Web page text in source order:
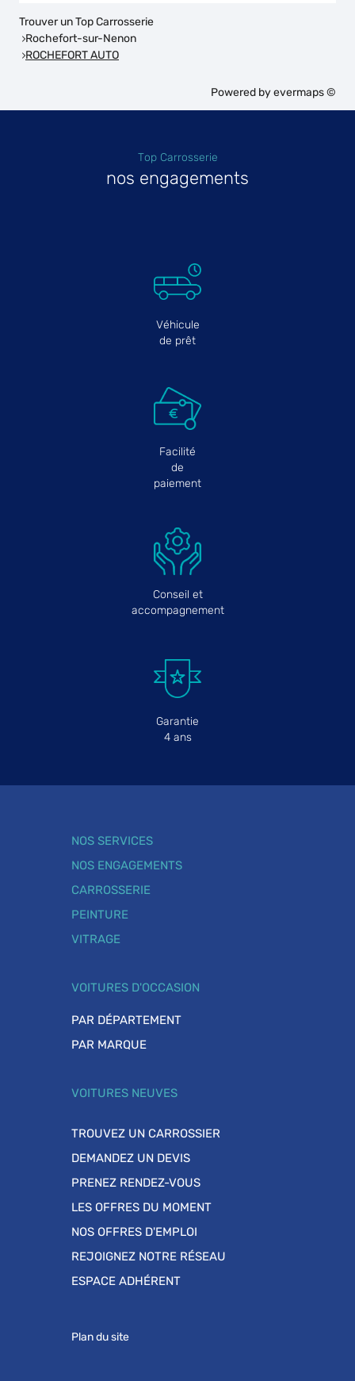
Trouver un Top Carrosserie
Rochefort-sur-Nenon
ROCHEFORT AUTO
Powered byevermaps ©
Top Carrosserie
nos engagements
Véhicule
de prêt
Facilité
de
paiement
Conseil et
accompagnement
Garantie
4 ans
NOS SERVICES
NOS ENGAGEMENTS
CARROSSERIE
PEINTURE
VITRAGE
VOITURES D'OCCASION
PAR DÉPARTEMENT
PAR MARQUE
VOITURES NEUVES
TROUVEZ UN CARROSSIER
DEMANDEZ UN DEVIS
PRENEZ RENDEZ-VOUS
LES OFFRES DU MOMENT
NOS OFFRES D'EMPLOI
REJOIGNEZ NOTRE RÉSEAU
ESPACE ADHÉRENT
Plan du site